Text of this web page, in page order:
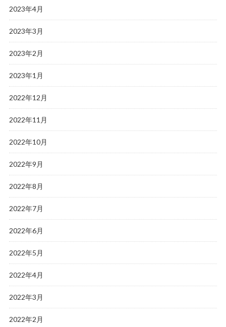
2023年4月
2023年3月
2023年2月
2023年1月
2022年12月
2022年11月
2022年10月
2022年9月
2022年8月
2022年7月
2022年6月
2022年5月
2022年4月
2022年3月
2022年2月